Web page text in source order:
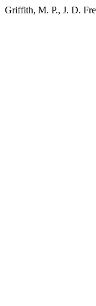
Griffith, M. P., J. D.